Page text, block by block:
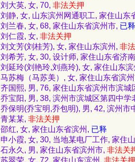
刘大英, 女, 70, 非法关押
刘静, 女, 山东滨州网通职工, 家住山东
刘兰春, 女, 68, 家住山东省滨州市, 已释
刘仁霞, 女, 非法关押
刘文芳(刘桂芳), 女, 家住山东滨州, 非
刘希芳, 女, 30, 设计师, 家住山东省济
刘延玲(刘艳玲,刘燕玲), 女, 家住山东滨
马苏梅（马苏美）, 女, 家住山东省滨
齐国熙, 男, 76, 家住山东省滨州市滨城
乔宝阳, 男, 38, 滨州市滨城区第四中学
乔保明(乔宝明,乔包明), 男, 42, 滨州市
青某某, 非法关押
邵红, 女, 家住山东省滨州, 已释
申小霞, 女, 30, 当地某电厂工作, 家住
石永久, 男, 家住山东省滨州市, 非法关
苏翠荣, 女, 72, 家住山东滨州, 非法关押